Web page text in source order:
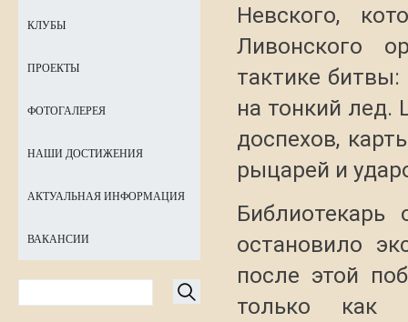
Невского,
Ливонского
тактике
на тонкий лед.
доспехов,
рыцарей и
остановило
после этой
только как
КЛУБЫ
ПРОЕКТЫ
ФОТОГАЛЕРЕЯ
НАШИ ДОСТИЖЕНИЯ
АКТУАЛЬНАЯ ИНФОРМАЦИЯ
ВАКАНСИИ